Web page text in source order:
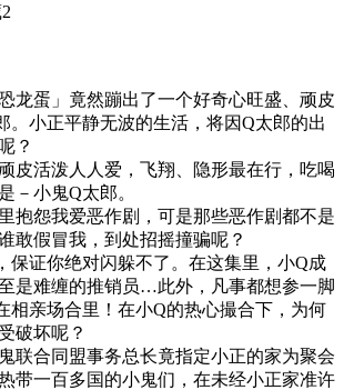
龙蛋」竟然蹦出了一个好奇心旺盛、顽皮
。小正平静无波的生活，将因Q太郎的出
？
皮活泼人人爱，飞翔、隐形最在行，吃喝
－小鬼Q太郎。
抱怨我爱恶作剧，可是那些恶作剧都不是
敢假冒我，到处招摇撞骗呢？
保证你绝对闪躲不了。在这集里，小Q成
是难缠的推销员…此外，凡事都想参一脚
相亲场合里！在小Q的热心撮合下，为何
破坏呢？
联合同盟事务总长竟指定小正的家为聚会
带一百多国的小鬼们，在未经小正家准许